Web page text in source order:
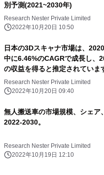
別予測(2021~2030年)
Research Nester Private Limited
2022年10月20日 10:50
日本の3Dスキャナ市場は、
中に6.46%のCAGRで成長し、
の収益を得ると推定されていま
Research Nester Private Limited
2022年10月20日 09:40
無人搬送車の市場規模、シェア
2022-2030。
Research Nester Private Limited
2022年10月19日 12:10